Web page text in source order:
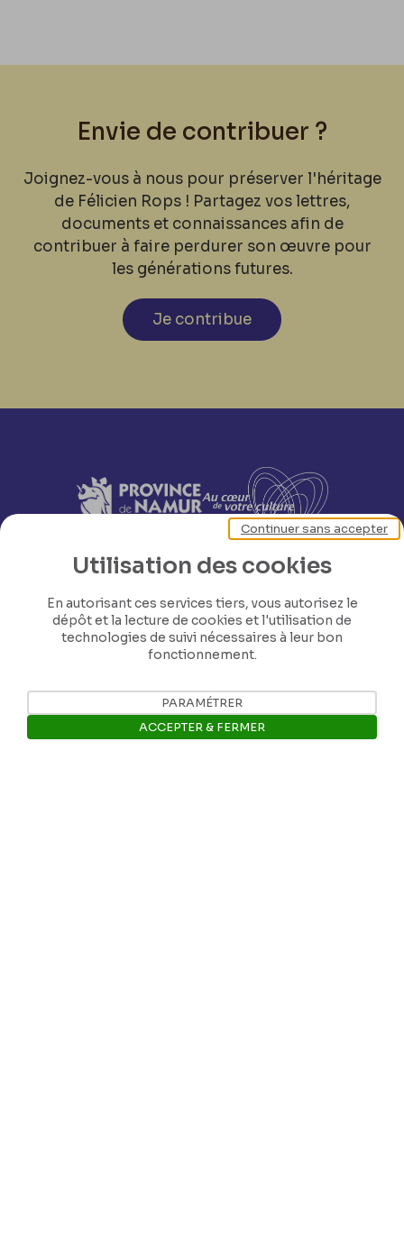
Envie de contribuer ?
Joignez-vous à nous pour préserver l'héritage
de Félicien Rops ! Partagez vos lettres,
documents et connaissances afin de
contribuer à faire perdurer son œuvre pour
les générations futures.
Je contribue
Utilisation des cookies
En autorisant ces services tiers, vous autorisez le
dépôt et la lecture de cookies et l'utilisation de
technologies de suivi nécessaires à leur bon
fonctionnement.
Continuer sans accepter
PARAMÉTRER
ACCEPTER & FERMER